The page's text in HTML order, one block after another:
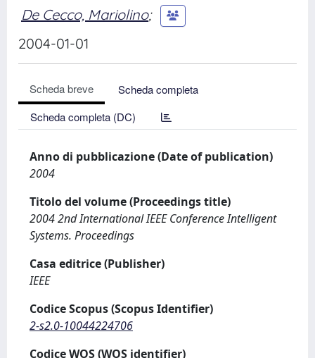
De Cecco, Mariolino;
2004-01-01
Scheda breve
Scheda completa
Scheda completa (DC)
Anno di pubblicazione (Date of publication)
2004
Titolo del volume (Proceedings title)
2004 2nd International IEEE Conference Intelligent
Systems. Proceedings
Casa editrice (Publisher)
IEEE
Codice Scopus (Scopus Identifier)
2-s2.0-10044224706
Codice WOS (WOS identifier)